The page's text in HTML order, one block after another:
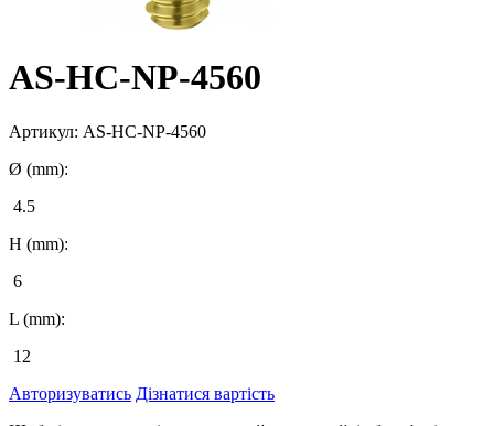
AS-HC-NP-4560
Артикул: AS-HC-NP-4560
Ø (mm):
4.5
H (mm):
6
L (mm):
12
Авторизуватись Дізнатися вартість